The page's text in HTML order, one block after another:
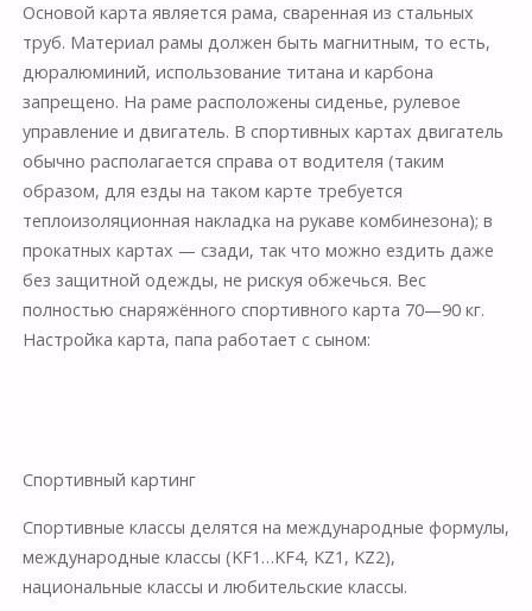
Основой карта является рама, сваренная из стальных
труб. Материал рамы должен быть магнитным, то есть,
дюралюминий, использование титана и карбона
запрещено. На раме расположены сиденье, рулевое
управление и двигатель. В спортивных картах двигатель
обычно располагается справа от водителя (таким
образом, для езды на таком карте требуется
теплоизоляционная накладка на рукаве комбинезона); в
прокатных картах — сзади, так что можно ездить даже
без защитной одежды, не рискуя обжечься. Вес
полностью снаряжённого спортивного карта 70—90 кг.
Настройка карта, папа работает с сыном:
Спортивный картинг
Спортивные классы делятся на международные формулы,
международные классы (KF1…KF4, KZ1, KZ2),
национальные классы и любительские классы.